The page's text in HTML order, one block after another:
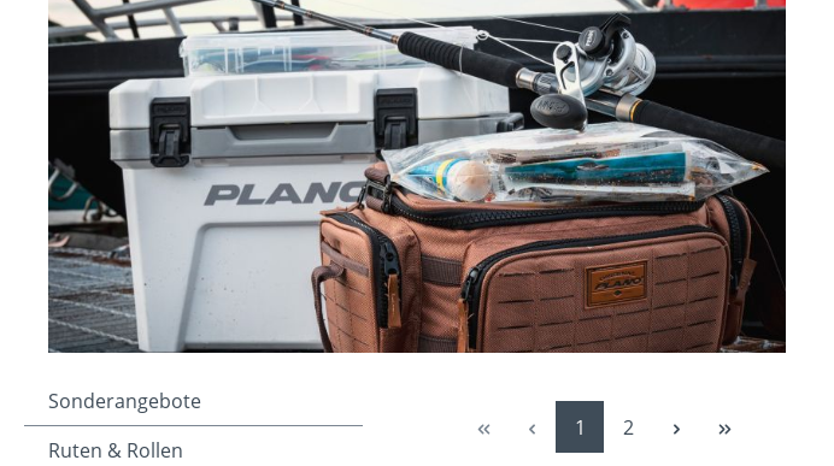
Sonderangebote
Ruten & Rollen
Seite
1 Seite
2